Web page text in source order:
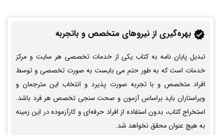
بهره‌گیری از نیروهای متخصص و باتجربه
تبدیل پایان نامه به کتاب یکی از‌ خدمات تخصصی هر سایت و مرکز
خدمات است که به طور حتم می بایست به صورت تخصصی و توسط
افراد متخصص و با تجربه صورت پذیرد و انتخاب این مترجمان و
ویراستاران باید براساس آزمون و صحت سنجی تخصص هر فرد باشد.
استخراج کتاب، بدون استفاده از افراد حرفه‌ای و کارآزموده در این زمینه
به هیچ عنوان محقق نخواهد شد.